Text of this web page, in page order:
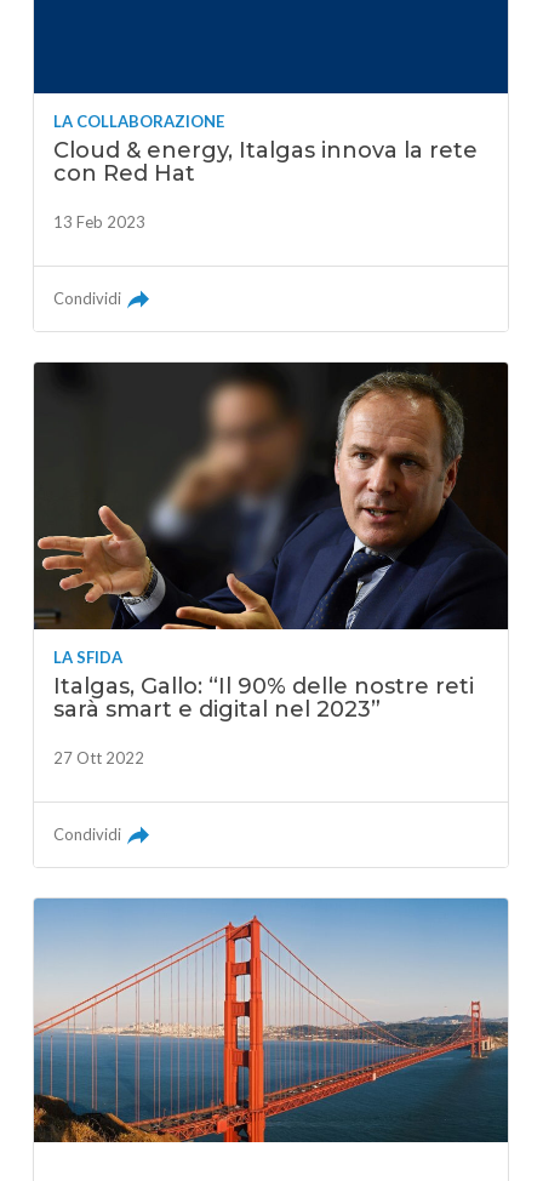
LA COLLABORAZIONE
Cloud & energy, Italgas innova la rete
con Red Hat
13 Feb 2023
Condividi
LA SFIDA
Italgas, Gallo: “Il 90% delle nostre reti
sarà smart e digital nel 2023”
27 Ott 2022
Condividi